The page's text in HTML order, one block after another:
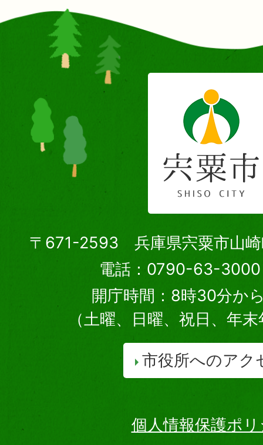
〒671-2593 兵庫県宍粟市山崎
電話：0790-63-3000
開庁時間：8時30分か
（土曜、日曜、祝日、年
市役所へのアク
個人情報保護ポ